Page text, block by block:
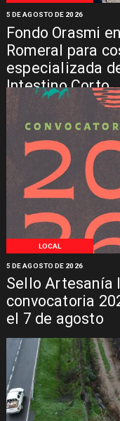
Fondo Orasmi
Romeral para
especializada
Intestino Corto
5 DE AGOSTO DE 2026
LOCAL
Sello Artesanía
convocatoria
el 7 de agosto
5 DE AGOSTO DE 2026